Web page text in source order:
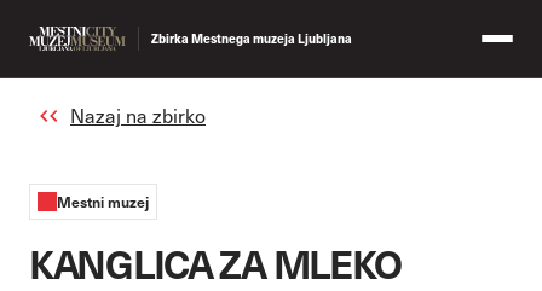
Zbirka Mestnega muzeja Ljubljana
Nazaj na zbirko
Mestni muzej
KANGLICA ZA MLEKO